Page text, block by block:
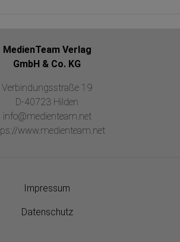
MedienTeam Verlag
GmbH & Co. KG
Verbindungsstraße 19
D-40723 Hilden
info@medienteam.net
www.medienteam.net
Impressum
Datenschutz